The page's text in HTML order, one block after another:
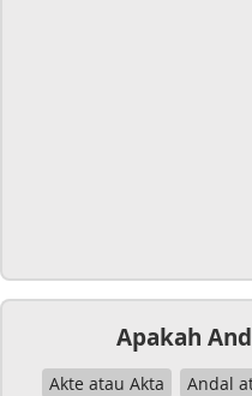
Apakah
Akte atau Akta Andal